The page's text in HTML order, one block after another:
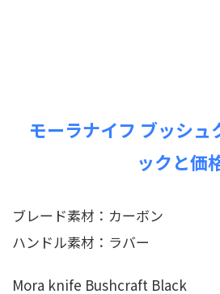
モーラナイフ ブッシュ
ックと価
ブレード素材：カーボン
ハンドル素材：ラバー
Mora knife Bushcraft Black